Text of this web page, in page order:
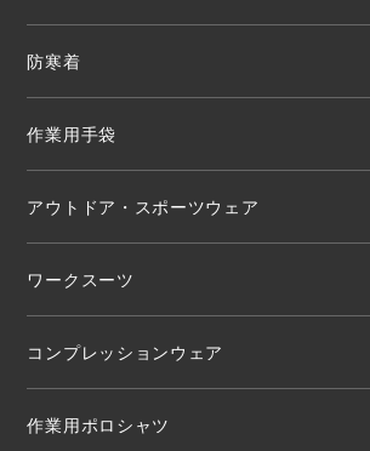
防寒着
作業用手袋
アウトドア・スポーツウェア
ワークスーツ
コンプレッションウェア
作業用ポロシャツ